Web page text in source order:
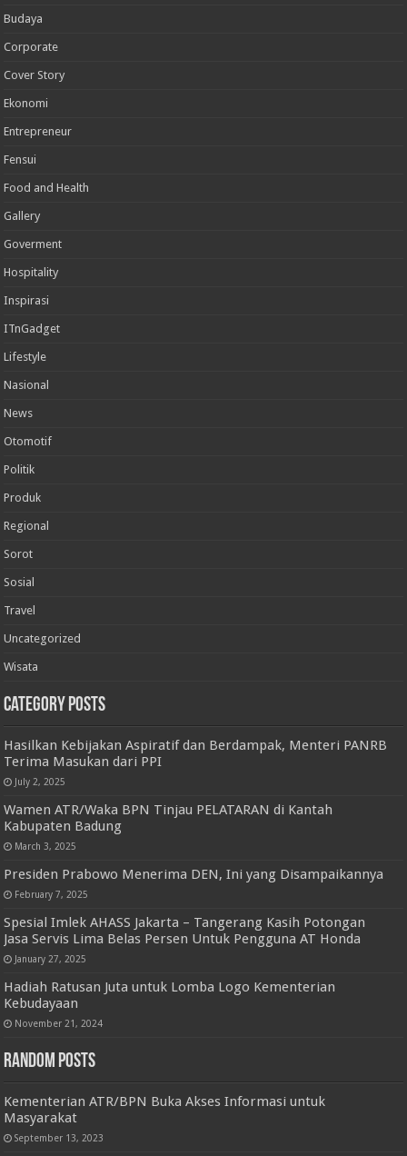
Budaya
Corporate
Cover Story
Ekonomi
Entrepreneur
Fensui
Food and Health
Gallery
Goverment
Hospitality
Inspirasi
ITnGadget
Lifestyle
Nasional
News
Otomotif
Politik
Produk
Regional
Sorot
Sosial
Travel
Uncategorized
Wisata
Category Posts
Hasilkan Kebijakan Aspiratif dan Berdampak, Menteri PANRB
Terima Masukan dari PPI
July 2, 2025
Wamen ATR/Waka BPN Tinjau PELATARAN di Kantah
Kabupaten Badung
March 3, 2025
Presiden Prabowo Menerima DEN, Ini yang Disampaikannya
February 7, 2025
Spesial Imlek AHASS Jakarta – Tangerang Kasih Potongan
Jasa Servis Lima Belas Persen Untuk Pengguna AT Honda
January 27, 2025
Hadiah Ratusan Juta untuk Lomba Logo Kementerian
Kebudayaan
November 21, 2024
Random Posts
Kementerian ATR/BPN Buka Akses Informasi untuk
Masyarakat
September 13, 2023